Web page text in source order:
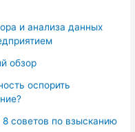
и анализа данных
обзор
оспорить
советов по взысканию